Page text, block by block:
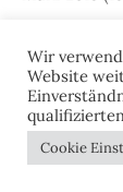
Februar 2016
Januar 2016
Dezember
Wir
Website
Cookie